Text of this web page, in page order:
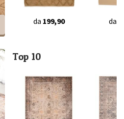
da 199,90 da
Top 10